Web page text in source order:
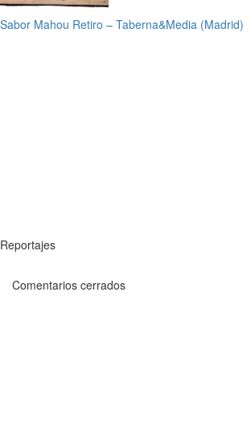
Sabor Mahou Retiro – Taberna&Media (Madrid)
Reportajes
Comentarios cerrados